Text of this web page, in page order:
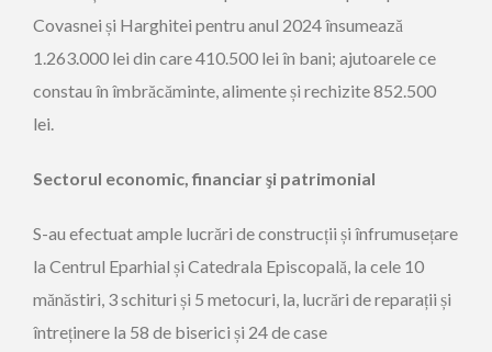
Covasnei și Harghitei pentru anul 2024 însumează
1.263.000 lei din care 410.500 lei în bani; ajutoarele ce
constau în îmbrăcăminte, alimente și rechizite 852.500
lei.
Sectorul economic, financiar şi patrimonial
S-au efectuat ample lucrări de construcții și înfrumusețare
la Centrul Eparhial și Catedrala Episcopală, la cele 10
mănăstiri, 3 schituri și 5 metocuri, la, lucrări de reparații și
întreținere la 58 de biserici și 24 de case